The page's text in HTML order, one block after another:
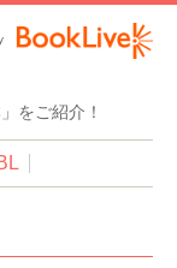
をご紹介！